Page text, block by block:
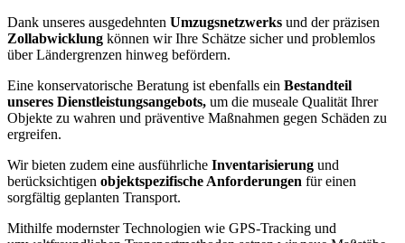
Dank unseres ausgedehnten Umzugsnetzwerks und der präzisen
Zollabwicklung können wir Ihre Schätze sicher und problemlos
über Ländergrenzen hinweg befördern.
Eine konservatorische Beratung ist ebenfalls ein Bestandteil
unseres Dienstleistungsangebots, um die museale Qualität Ihrer
Objekte zu wahren und präventive Maßnahmen gegen Schäden zu
ergreifen.
Wir bieten zudem eine ausführliche Inventarisierung und
berücksichtigen objektspezifische Anforderungen für einen
sorgfältig geplanten Transport.
Mithilfe modernster Technologien wie GPS-Tracking und